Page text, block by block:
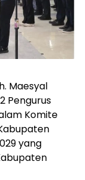
Maesyal
Pengurus
Komite
yang